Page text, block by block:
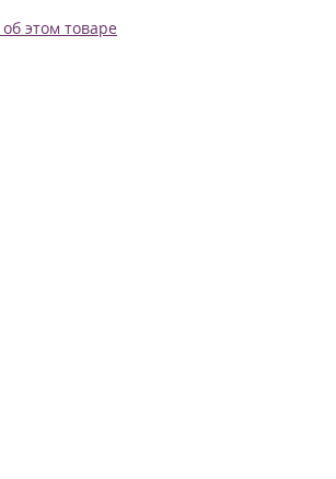
этом товаре